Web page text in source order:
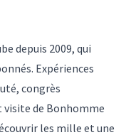
depuis 2009, qui
Expériences
congrès
visite de Bonhomme
les mille et une